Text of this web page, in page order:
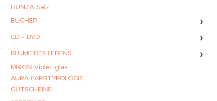
HUNZA-Salz
BÜCHER
›
CD + DVD ›
BLUME DES LEBENS ›
MIRON-Violettglas
AURA-FARBTYPOLOGIE
GUTSCHEINE